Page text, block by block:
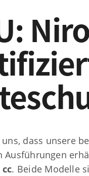
dass unsere
Ausführungen
. Beide Modelle
Münch GmbH +
Waldäckern 10
Mühlacker /